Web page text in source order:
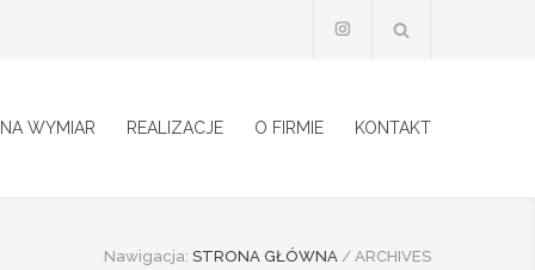
WYMIAR REALIZACJE O FIRMIE KONTAKT
Nawigacja: STRONA GŁÓWNA / ARCHIVES